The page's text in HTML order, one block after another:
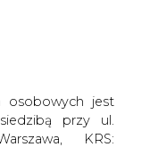
A A
osobowych jest
przy ul.
KRS: